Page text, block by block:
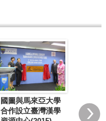
國圖與馬來亞大學
合作設立臺灣漢學
學合作
學資源